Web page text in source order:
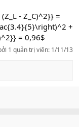
- Z_C)^2}} =
+
= 0,96$
1 quản trị viên: 1/11/13